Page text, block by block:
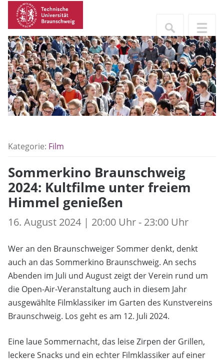
Kategorie: Film
Sommerkino Braunschweig
2024: Kultfilme unter freiem
Himmel genießen
16. August 2024 | 20:00 Uhr - 23:00 Uhr
Wer an den Braunschweiger Sommer denkt, denkt
auch an das Sommerkino Braunschweig. An sechs
Abenden im Juli und August zeigt der Verein rund um
die Open-Air-Veranstaltung auch in diesem Jahr
ausgewählte Filmklassiker im Garten des Kunstvereins
Braunschweig. Los geht es am 12. Juli 2024.
Eine laue Sommernacht, das leise Zirpen der Grillen,
leckere Snacks und ein echter Filmklassiker auf einer